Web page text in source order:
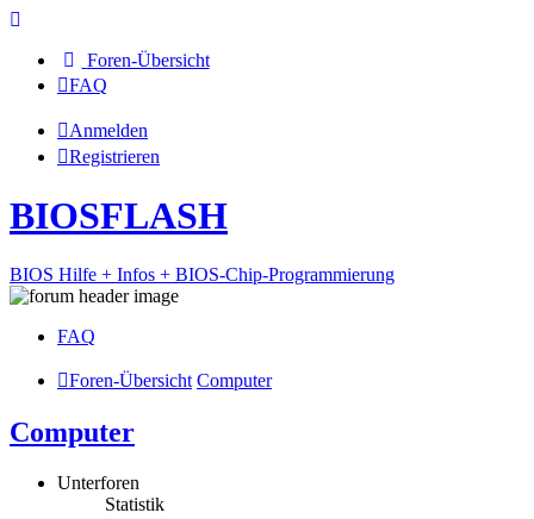
Foren-Übersicht
FAQ
Anmelden
Registrieren
BIOSFLASH
BIOS Hilfe + Infos + BIOS-Chip-Programmierung
FAQ
Foren-Übersicht Computer
Computer
Unterforen
Statistik